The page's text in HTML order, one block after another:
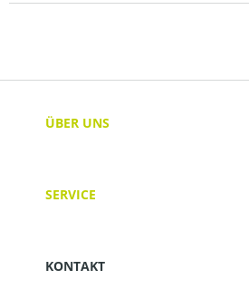
ÜBER UNS
SERVICE
KONTAKT